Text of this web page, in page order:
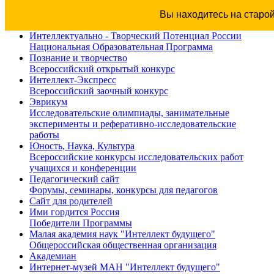
Вы находитесь на
Интеллектуально - Творческий Потенциал России
Национальная Образовательная Программа
Познание и творчество
Всероссийский открытый конкурс
Интеллект-Экспресс
Всероссийский заочный конкурс
Эврикум
Исследовательские олимпиады, занимательные
эксперименты и реферативно-исследовательские
работы
Юность, Наука, Культура
Всероссийские конкурсы исследовательских работ
учащихся и конференции
Педагогический сайт
Форумы, семинары, конкурсы для педагогов
Сайт для родителей
Ими гордится Россия
Победители Программы
Малая академия наук "Интеллект будущего"
Общероссийская общественная организация
Академиан
Интернет-музей МАН "Интеллект будущего"